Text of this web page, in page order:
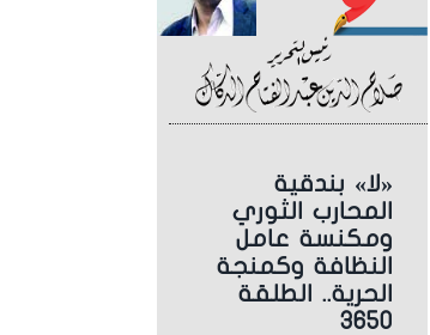
«لا» بندقية
المحارب الثوري
ومكنسة عامل
النظافة وكمنجة
الحرية.. الطلقة
3650